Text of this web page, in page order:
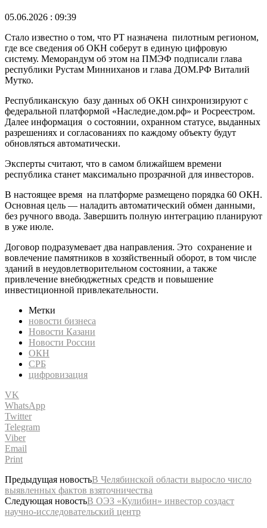
05.06.2026 : 09:39
Стало известно о том, что РТ назначена пилотным регионом,
где все сведения об ОКН соберут в единую цифровую
систему. Меморандум об этом на ПМЭФ подписали глава
республики Рустам Минниханов и глава ДОМ.РФ Виталий
Мутко.
Республиканскую базу данных об ОКН синхронизируют с
федеральной платформой «Наследие.дом.рф» и Росреестром.
Далее информация о состоянии, охранном статусе, выданных
разрешениях и согласованиях по каждому объекту будут
обновляться автоматически.
Эксперты считают, что в самом ближайшем времени
республика станет максимально прозрачной для инвесторов.
В настоящее время на платформе размещено порядка 60 ОКН.
Основная цель — наладить автоматический обмен данными,
без ручного ввода. Завершить полную интеграцию планируют
в уже июле.
Договор подразумевает два направления. Это сохранение и
вовлечение памятников в хозяйственный оборот, в том числе
зданий в неудовлетворительном состоянии, а также
привлечение внебюджетных средств и повышение
инвестиционной привлекательности.
Метки
новости бизнеса
Новости Казани
Новости России
ОКН
СРБ
цифровизация
VK
WhatsApp
Twitter
Telegram
Viber
Email
Print
Предыдущая новостьВ Челябинской области выросло число
выявленных фактов взяточничества
Следующая новостьВ ОЭЗ «Кулибин» инвестор создаст
научно-исследовательский центр